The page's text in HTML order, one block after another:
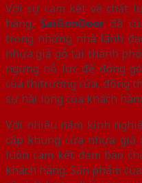
Với sự cam kết về chất
hàng, SaiGonDoor đã
trong những nhà lãnh
nhựa giả gỗ tại thành
ngừng nỗ lực để đóng
của thị trường cửa, đồng
sự hài lòng của khách
Với nhiều năm kinh
cấp khung cửa nhựa giả
luôn cam kết đảm bảo
khách hàng. Sản phẩm